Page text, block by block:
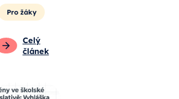
Pro žáky
Celý
článek